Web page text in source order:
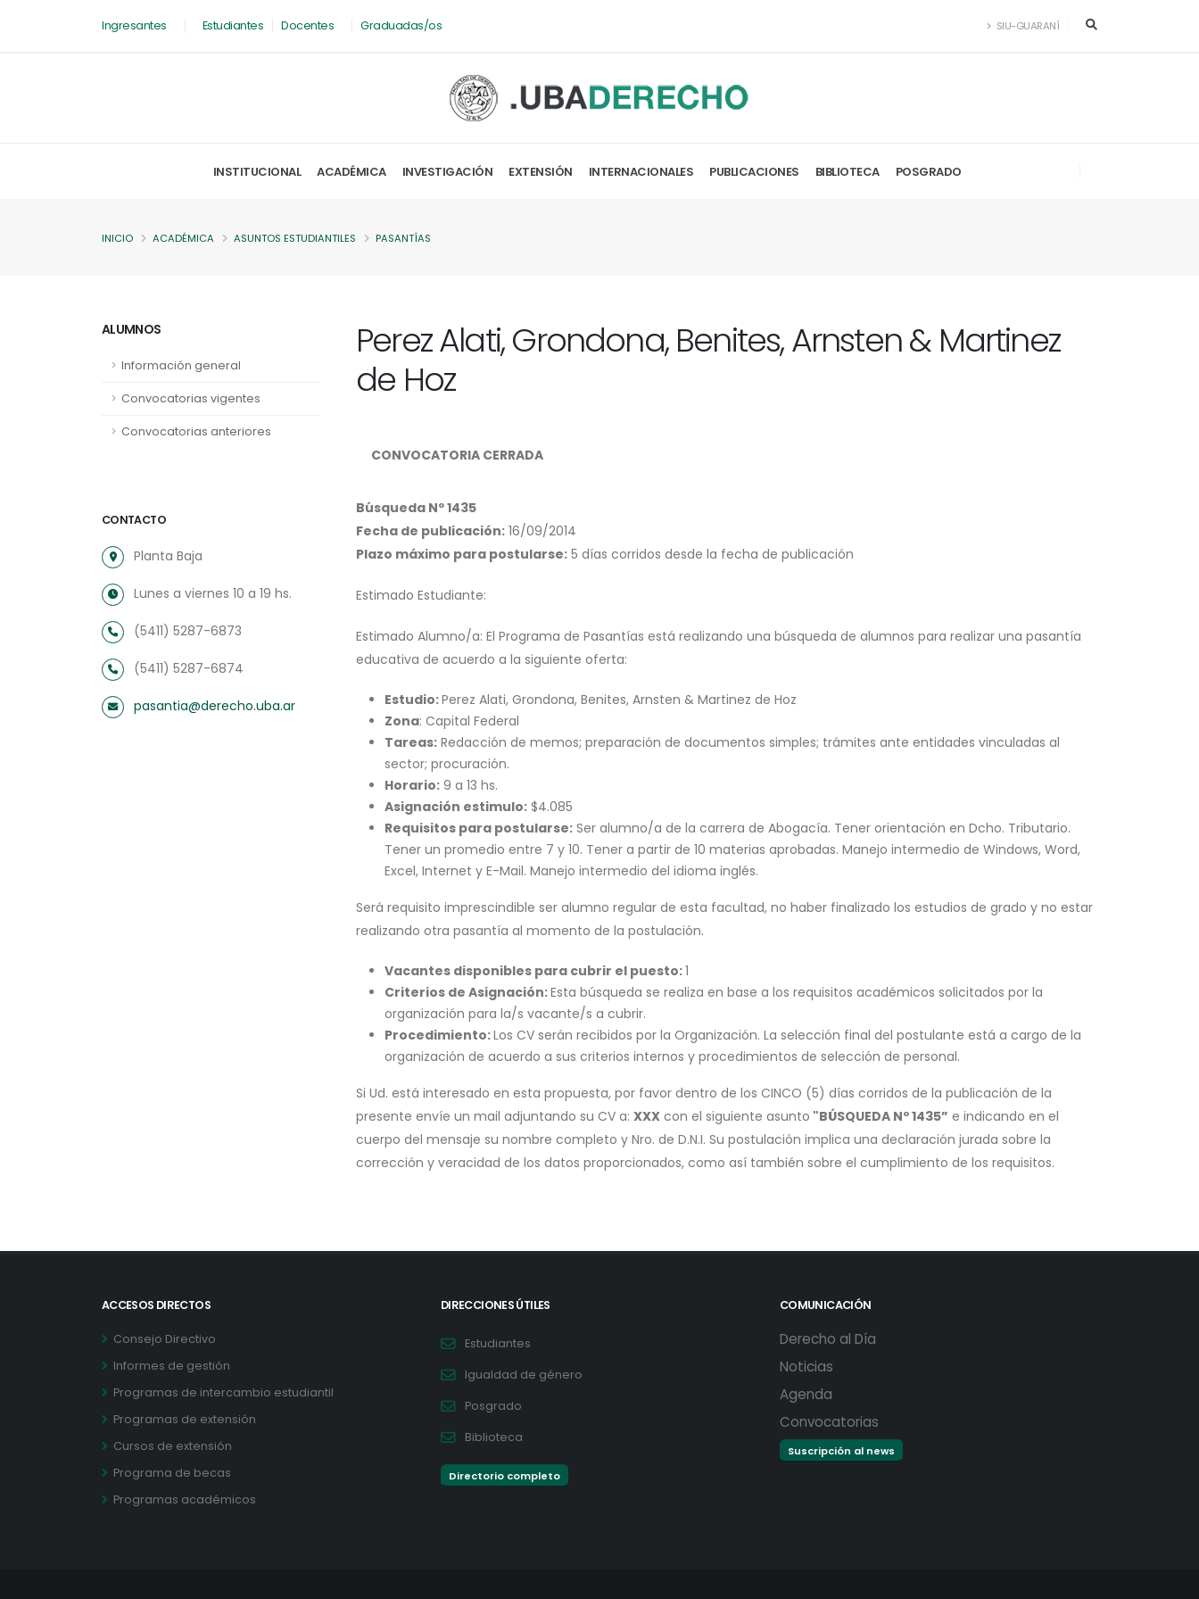
Ingresantes Estudiantes Docentes Graduadas/os SIU-GUARANÍ
INSTITUCIONAL ACADÉMICA INVESTIGACIÓN EXTENSIÓN INTERNACIONALES PUBLICACIONES BIBLIOTECA POSGRADO
INICIO ACADÉMICA ASUNTOS ESTUDIANTILES PASANTÍAS
ALUMNOS
Información general
Convocatorias vigentes
Convocatorias anteriores
CONTACTO
Planta Baja
Lunes a viernes 10 a 19 hs.
(5411) 5287-6873
(5411) 5287-6874
pasantia@derecho.uba.ar
Perez Alati, Grondona, Benites, Arnsten & Martinez
de Hoz
CONVOCATORIA CERRADA
Búsqueda Nº 1435
Fecha de publicación: 16/09/2014
Plazo máximo para postularse: 5 días corridos desde la fecha de publicación
Estimado Estudiante:
Estimado Alumno/a: El Programa de Pasantías está realizando una búsqueda de alumnos para realizar una pasantía
educativa de acuerdo a la siguiente oferta:
Estudio:Perez Alati, Grondona, Benites, Arnsten & Martinez de Hoz
Zona: Capital Federal
Tareas: Redacción de memos; preparación de documentos simples; trámites ante entidades vinculadas al
sector; procuración.
Horario: 9 a 13 hs.
Asignación estimulo: $4.085
Requisitos para postularse: Ser alumno/a de la carrera de Abogacía. Tener orientación en Dcho. Tributario.
Tener un promedio entre 7 y 10. Tener a partir de 10 materias aprobadas. Manejo intermedio de Windows, Word,
Excel, Internet y E-Mail. Manejo intermedio del idioma inglés.
Será requisito imprescindible ser alumno regular de esta facultad, no haber finalizado los estudios de grado y no estar
realizando otra pasantía al momento de la postulación.
Vacantes disponibles para cubrir el puesto:1
Criterios de Asignación:Esta búsqueda se realiza en base a los requisitos académicos solicitados por la
organización para la/s vacante/s a cubrir.
Procedimiento:Los CV serán recibidos por la Organización. La selección final del postulante está a cargo de la
organización de acuerdo a sus criterios internos y procedimientos de selección de personal.
Si Ud. está interesado en esta propuesta, por favor dentro de los CINCO (5) días corridos de la publicación de la
presente envíe un mail adjuntando su CV a: XXX con el siguiente asunto "BÚSQUEDA Nº 1435” e indicando en el
cuerpo del mensaje su nombre completo y Nro. de D.N.I. Su postulación implica una declaración jurada sobre la
corrección y veracidad de los datos proporcionados, como así también sobre el cumplimiento de los requisitos.
ACCESOS DIRECTOS
Consejo Directivo
Informes de gestión
Programas de intercambio estudiantil
Programas de extensión
Cursos de extensión
Programa de becas
Programas académicos
DIRECCIONES ÚTILES
Estudiantes
Igualdad de género
Posgrado
Biblioteca
Directorio completo
COMUNICACIÓN
Derecho al Día
Noticias
Agenda
Convocatorias
Suscripción al news